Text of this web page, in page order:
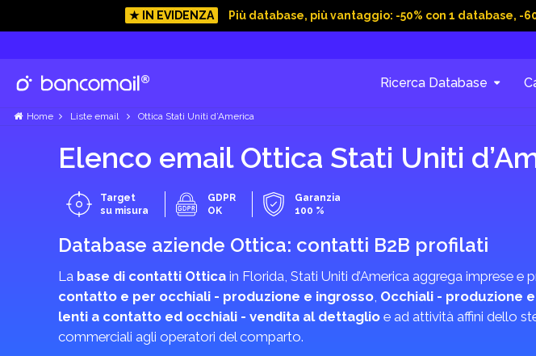
★ IN EVIDENZA Più database, più vantaggio: -50% con 1 database, -
Ricerca Database
Home Liste email Ottica Stati Uniti d’America
Elenco email Ottica Stati Uniti
Target
su misura
GDPR
OK
Garanzia
100 %
Database aziende Ottica: contatti B2B profilati
La base di contatti Ottica in Florida, Stati Uniti d’America aggrega imprese
contatto e per occhiali - produzione e ingrosso, Occhiali - produzione
lenti a contatto ed occhiali - vendita al dettaglio e ad attività affini dello
commerciali agli operatori del comparto.